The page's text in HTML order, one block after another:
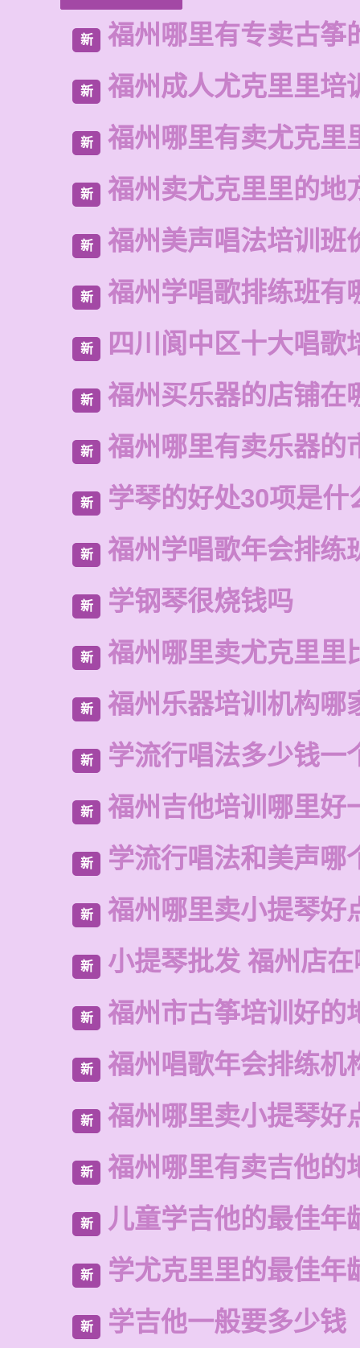
新 福州哪里有专卖古筝
新 福州成人尤克里里培
新 福州哪里有卖尤克里
新 福州卖尤克里里的地
新 福州美声唱法培训班
新 福州学唱歌排练班有
新 四川阆中区十大唱歌
新 福州买乐器的店铺在
新 福州哪里有卖乐器的
新 学琴的好处30项是什
新 福州学唱歌年会排练
新 学钢琴很烧钱吗
新 福州哪里卖尤克里里
新 福州乐器培训机构哪
新 学流行唱法多少钱一
新 福州吉他培训哪里好
新 学流行唱法和美声哪
新 福州哪里卖小提琴好
新 小提琴批发 福州店
新 福州市古筝培训好的
新 福州唱歌年会排练机
新 福州哪里卖小提琴好
新 福州哪里有卖吉他的
新 儿童学吉他的最佳年
新 学尤克里里的最佳年
新 学吉他一般要多少钱